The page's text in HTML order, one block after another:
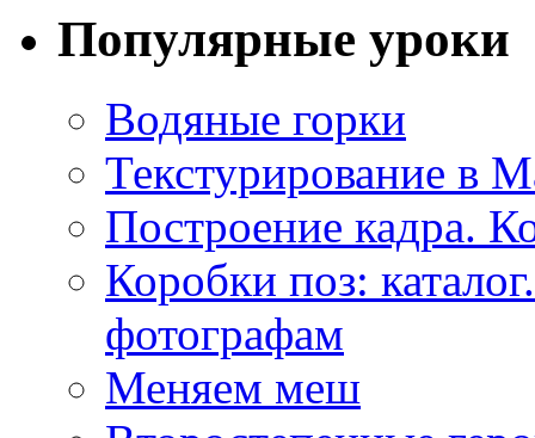
Популярные уроки
Водяные горки
Текстурирование в
Построение кадра.
Коробки поз:
фотографам
Меняем меш